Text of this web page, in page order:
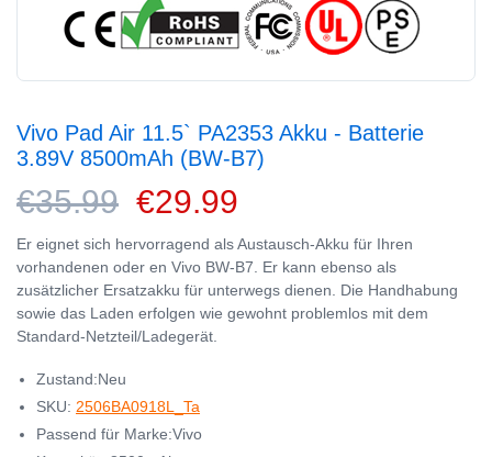
Vivo Pad Air 11.5` PA2353 Akku - Batterie
3.89V 8500mAh (BW-B7)
€35.99 €29.99
Er eignet sich hervorragend als Austausch-Akku für Ihren
vorhandenen oder en Vivo BW-B7. Er kann ebenso als
zusätzlicher Ersatzakku für unterwegs dienen. Die Handhabung
sowie das Laden erfolgen wie gewohnt problemlos mit dem
Standard-Netzteil/Ladegerät.
Zustand:Neu
SKU: 2506BA0918L_Ta
Passend für Marke:Vivo